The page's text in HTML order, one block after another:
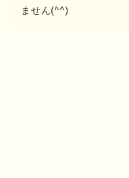
ません(^^)